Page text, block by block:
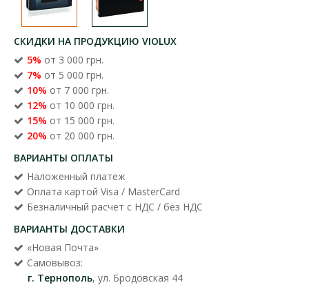
СКИДКИ НА ПРОДУКЦИЮ VIOLUX
5% от 3 000 грн.
7% от 5 000 грн.
10% от 7 000 грн.
12% от 10 000 грн.
15% от 15 000 грн.
20% от 20 000 грн.
ВАРИАНТЫ ОПЛАТЫ
Наложенный платеж
Оплата картой Visa / MasterCard
Безналичный расчет с НДС / без НДС
ВАРИАНТЫ ДОСТАВКИ
«Новая Почта»
Самовывоз:
г. Тернополь, ул. Бродовская 44